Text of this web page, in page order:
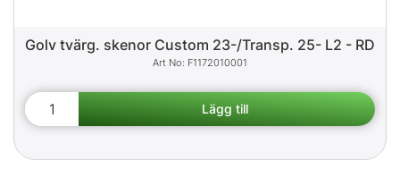
Golv tvärg. skenor Custom 23-/Transp. 25- L2 - RD
F1172010001